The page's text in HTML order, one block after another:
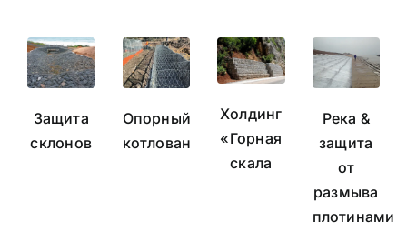
Защита
склонов
Опорный
котлован
Холдинг
«Горная
скала
Река &
защита
от
размыва
плотинами